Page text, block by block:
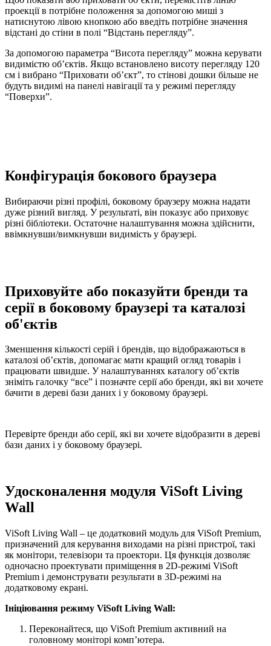
проекції в потрібне положення за допомогою миші з
натиснутою лівою кнопкою або введіть потрібне значення
відстані до стіни в полі “Відстань перегляду”.
За допомогою параметра “Висота перегляду” можна керувати
видимістю об’єктів. Якщо встановлено висоту перегляду 120
см і вибрано “Приховати об’єкт”, то стінові дошки більше не
будуть видимі на панелі навігації та у режимі перегляду
“Поверхи”.
Конфігурація бокового браузера
Вибираючи різні профілі, боковому браузеру можна надати
дуже різний вигляд. У результаті, він показує або приховує
різні бібліотеки. Остаточне налаштування можна здійснити,
ввімкнувши/вимкнувши видимість у браузері.
Приховуйте або показуйти бренди та
серії в боковому браузері та каталозі
об'єктів
Зменшення кількості серій і брендів, що відображаються в
каталозі об’єктів, допомагає мати кращий огляд товарів і
працювати швидше. У налаштуваннях каталогу об’єктів
зніміть галочку “все” і позначте серії або бренди, які ви хочете
бачити в дереві бази даних і у боковому браузері.
Перевірте бренди або серії, які ви хочете відобразити в дереві
бази даних і у боковому браузері.
Удосконалення модуля ViSoft Living
Wall
ViSoft Living Wall – це додатковий модуль для ViSoft Premium,
призначений для керування виходами на різні пристрої, такі
як монітори, телевізори та проектори. Ця функція дозволяє
одночасно проектувати приміщення в 2D-режимі ViSoft
Premium і демонструвати результати в 3D-режимі на
додатковому екрані.
Ініціювання режиму ViSoft Living Wall:
Переконайтеся, що ViSoft Premium активний на
головному моніторі комп’ютера.